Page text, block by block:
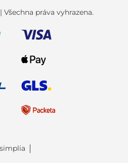
práva vyhrazena.
simplia